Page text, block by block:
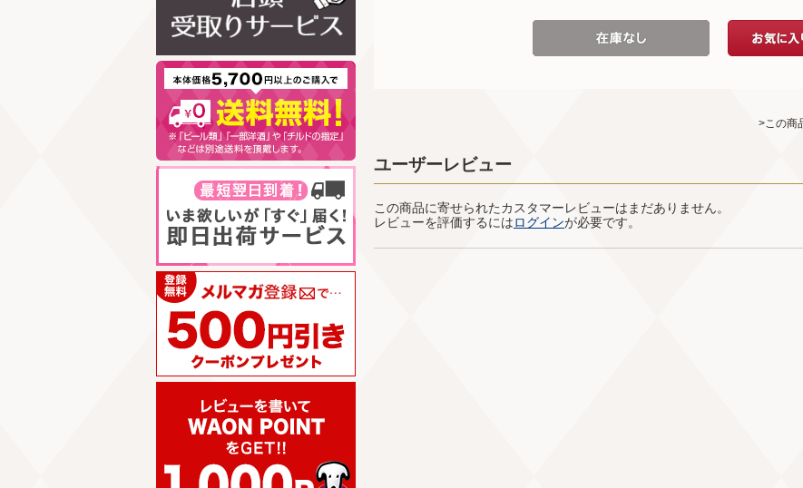
>この商
ユーザーレビュー
この商品に寄せられたカスタマーレビューはまだありません。
レビューを評価するにはログインが必要です。